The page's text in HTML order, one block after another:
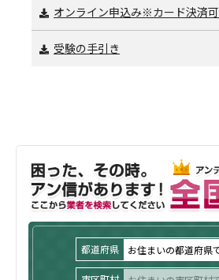
オンライン申込み※カード決済可
受験の手引き